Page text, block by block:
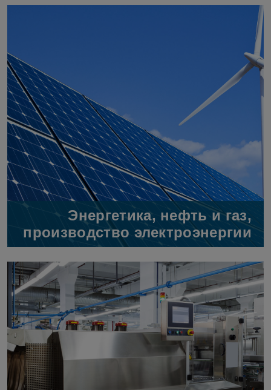
Энергетика, нефть и газ,
производство электроэнергии